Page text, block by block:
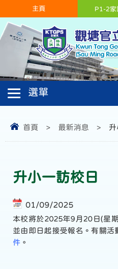
主頁 P1-2家
首頁 > 最新消息 > 升
升小一訪校日
01/09/2025
本校將於2025年9月20日(星
並由即日起接受報名。有關活
件 。